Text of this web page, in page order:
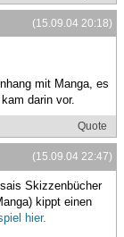
(15.09.04 20:18)
mit Manga, es
darin vor.
Quote
(15.09.04 22:47)
Skizzenbücher
kippt einen
hier.